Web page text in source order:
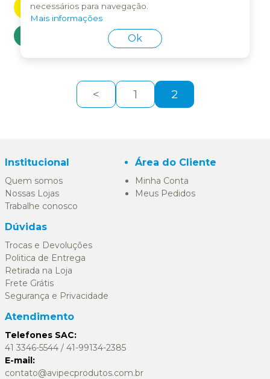
INDISPONÍVEL
< 1 2
necessários para navegação.
Mais informações
Ok
Institucional
Quem somos
Nossas Lojas
Trabalhe conosco
Área do Cliente
Minha Conta
Meus Pedidos
Dúvidas
Trocas e Devoluções
Politica de Entrega
Retirada na Loja
Frete Grátis
Segurança e Privacidade
Atendimento
Telefones SAC:
41 3346-5544 / 41-99134-2385
E-mail:
contato@avipecprodutos.com.br